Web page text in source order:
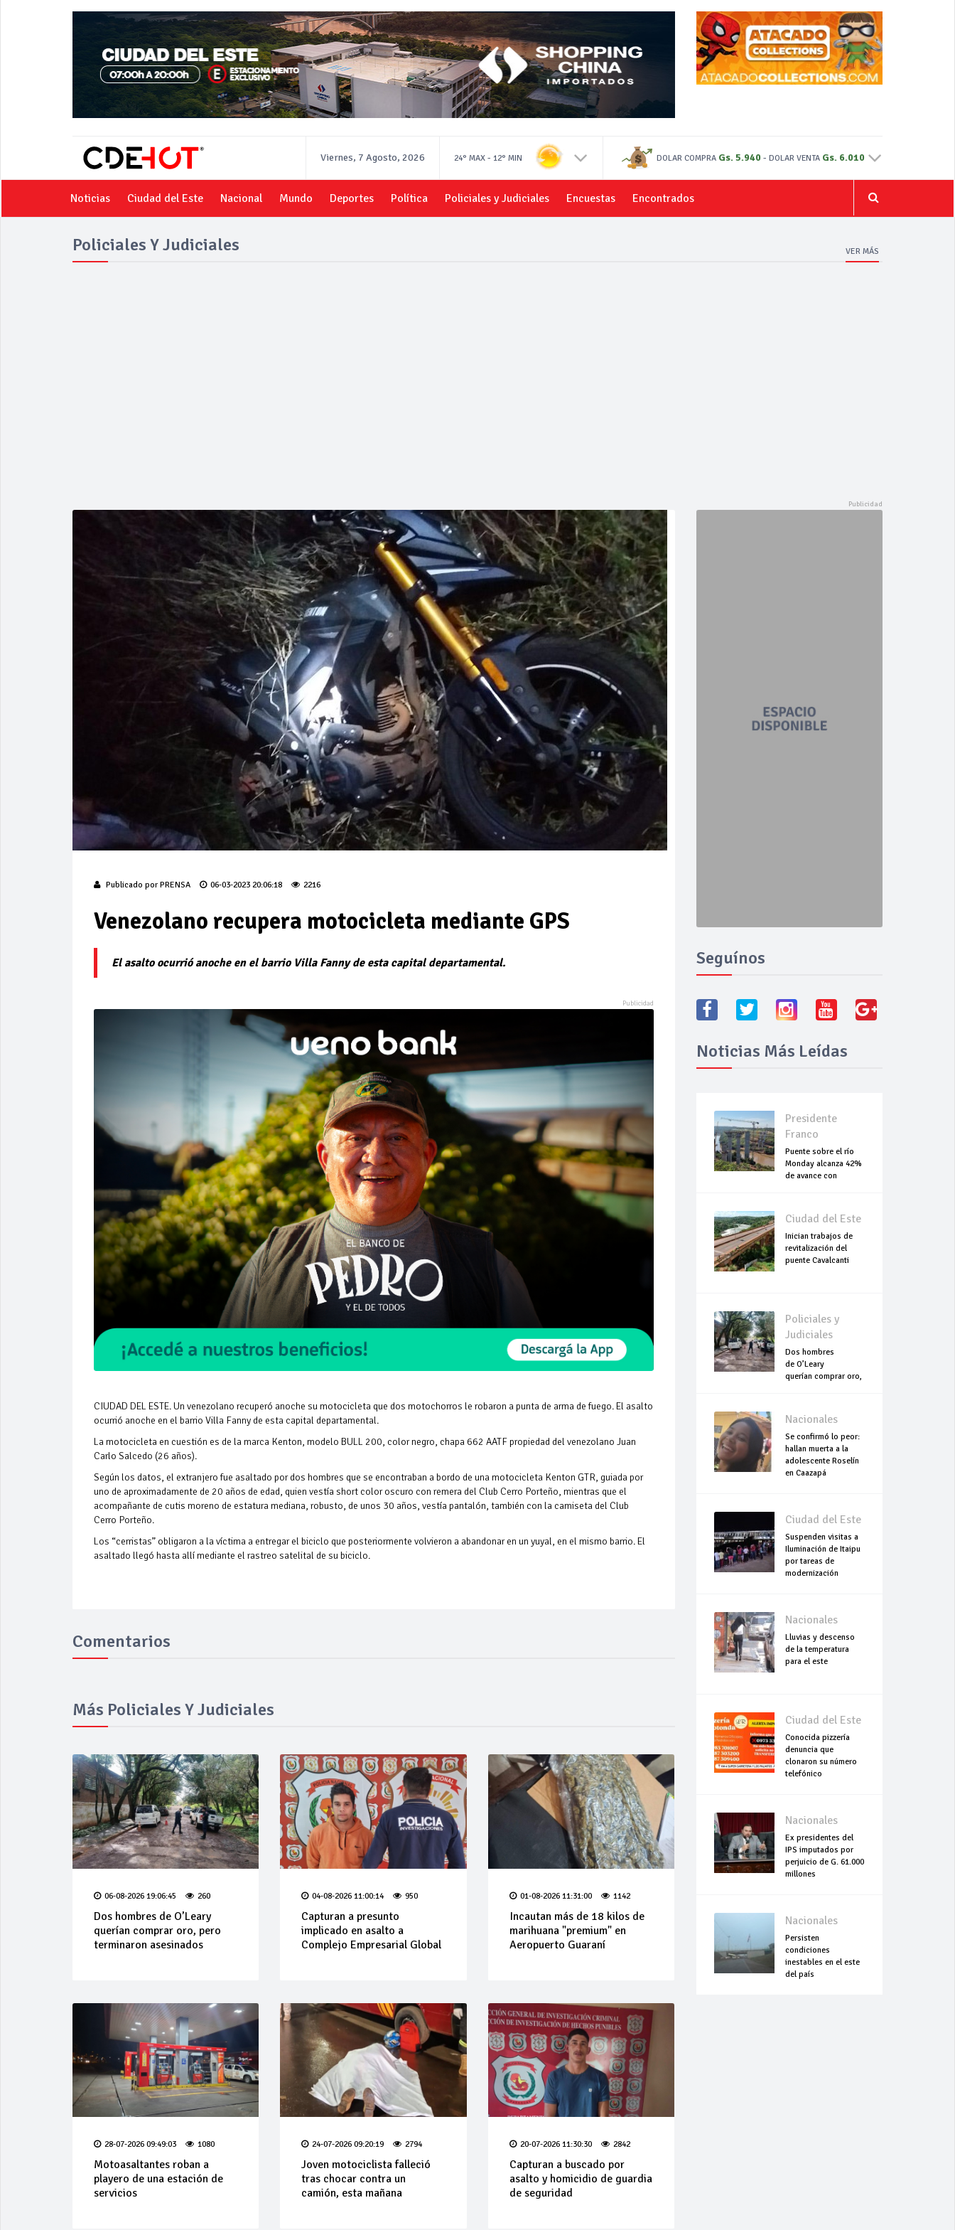
Viernes, 7 Agosto, 2026 24° MAX - 12° MIN DOLAR COMPRA Gs. 5.940 - DOLAR VENTA Gs. 6.010
Noticias Ciudad del Este Nacional Mundo Deportes Política Policiales y Judiciales Encuestas Encontrados
Policiales Y Judiciales VER MÁS
Publicado por PRENSA 06-03-2023 20:06:18 2216
Venezolano recupera motocicleta mediante GPS
El asalto ocurrió anoche en el barrio Villa Fanny de esta capital departamental.
CIUDAD DEL ESTE. Un venezolano recuperó anoche su motocicleta que dos motochorros le robaron a punta de arma de fuego. El asalto
ocurrió anoche en el barrio Villa Fanny de esta capital departamental.
La motocicleta en cuestión es de la marca Kenton, modelo BULL 200, color negro, chapa 662 AATF propiedad del venezolano Juan
Carlo Salcedo (26 años).
Según los datos, el extranjero fue asaltado por dos hombres que se encontraban a bordo de una motocicleta Kenton GTR, guiada por
uno de aproximadamente de 20 años de edad, quien vestía short color oscuro con remera del Club Cerro Porteño, mientras que el
acompañante de cutis moreno de estatura mediana, robusto, de unos 30 años, vestía pantalón, también con la camiseta del Club
Cerro Porteño.
Los “cerristas” obligaron a la víctima a entregar el biciclo que posteriormente volvieron a abandonar en un yuyal, en el mismo barrio. El
asaltado llegó hasta allí mediante el rastreo satelital de su biciclo.
Comentarios
Más Policiales Y Judiciales
06-08-2026 19:06:45 260
Dos hombres de O’Leary
querían comprar oro, pero
terminaron asesinados
04-08-2026 11:00:14 950
Capturan a presunto
implicado en asalto a
Complejo Empresarial Global
01-08-2026 11:31:00 1142
Incautan más de 18 kilos de
marihuana "premium" en
Aeropuerto Guaraní
28-07-2026 09:49:03 1080
Motoasaltantes roban a
playero de una estación de
servicios
24-07-2026 09:20:19 2794
Joven motociclista falleció
tras chocar contra un
camión, esta mañana
20-07-2026 11:30:30 2842
Capturan a buscado por
asalto y homicidio de guardia
de seguridad
Seguínos
Noticias Más Leídas
Presidente
Franco
Puente sobre el río
Monday alcanza 42%
de avance con
Ciudad del Este
Inician trabajos de
revitalización del
puente Cavalcanti
Policiales y
Judiciales
Dos hombres
de O’Leary
querían comprar oro,
Nacionales
Se confirmó lo peor:
hallan muerta a la
adolescente Roselín
en Caazapá
Ciudad del Este
Suspenden visitas a
Iluminación de Itaipu
por tareas de
modernización
Nacionales
Lluvias y descenso
de la temperatura
para el este
Ciudad del Este
Conocida pizzería
denuncia que
clonaron su número
telefónico
Nacionales
Ex presidentes del
IPS imputados por
perjuicio de G. 61.000
millones
Nacionales
Persisten
condiciones
inestables en el este
del país